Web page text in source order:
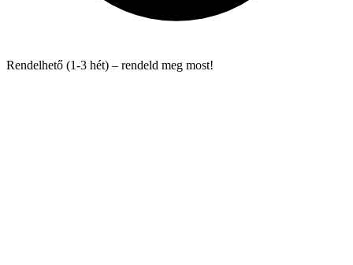
Rendelhető (1-3 hét) – rendeld meg most!